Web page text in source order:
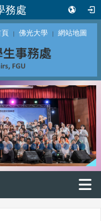
務處
頁 ｜ 佛光大學 ｜ 網站地圖